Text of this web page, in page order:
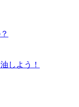
しよう！